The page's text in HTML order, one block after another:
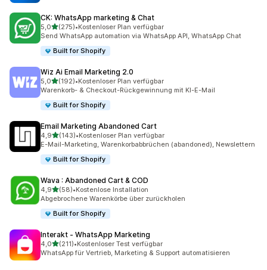
CK: WhatsApp marketing & Chat
5,0von 5 Sternen
(275)
275 Rezensionen insgesamt
•Kostenloser Plan verfügbar
Send WhatsApp automation via WhatsApp API, WhatsApp Chat
Built for Shopify
Wiz Ai Email Marketing 2.0
5,0von 5 Sternen
(192)
192 Rezensionen insgesamt
•Kostenloser Plan verfügbar
Warenkorb- & Checkout-Rückgewinnung mit KI-E-Mail
Built for Shopify
Email Marketing Abandoned Cart
4,9von 5 Sternen
(143)
143 Rezensionen insgesamt
•Kostenloser Plan verfügbar
E-Mail-Marketing, Warenkorbabbrüchen (abandoned), Newslettern
Built for Shopify
Wava : Abandoned Cart & COD
4,9von 5 Sternen
(58)
58 Rezensionen insgesamt
•Kostenlose Installation
Abgebrochene Warenkörbe über zurückholen
Built for Shopify
Interakt ‑ WhatsApp Marketing
4,0von 5 Sternen
(211)
211 Rezensionen insgesamt
•Kostenloser Test verfügbar
WhatsApp für Vertrieb, Marketing & Support automatisieren